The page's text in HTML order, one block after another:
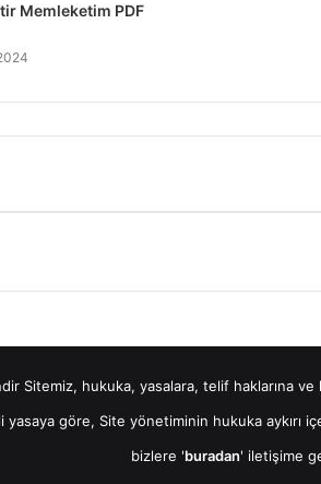
Memleketim PDF
Sitemiz, hukuka, yasalara, telif haklarına ve
yasaya göre, Site yönetiminin hukuka
bizlere 'buradan' iletişime